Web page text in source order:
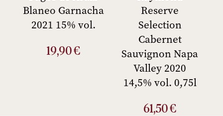
Blaneo Garnacha
2021 15% vol.
19,90€
Reserve
Selection
Cabernet
Sauvignon Napa
Valley 2020
14,5% vol. 0,75l
61,50€